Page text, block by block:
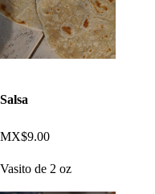
Salsa
MX$9.00
Vasito de 2 oz